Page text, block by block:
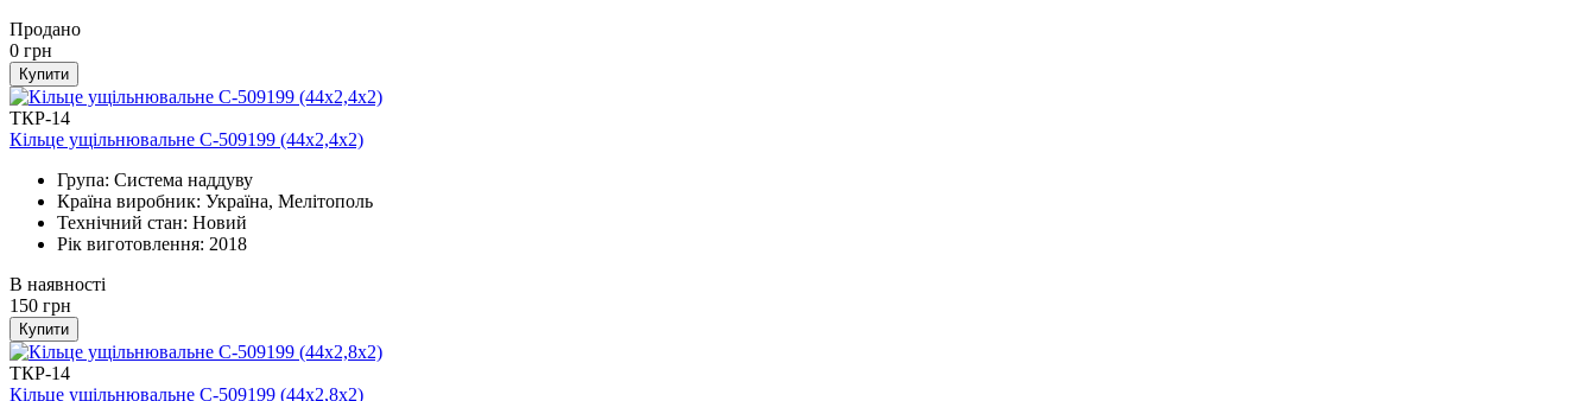
Продано
0 грн
Купити
ТКР-14
Кільце ущільнювальне С-509199 (44х2,4х2)
Група: Система наддуву
Країна виробник: Україна, Мелітополь
Технічний стан: Новий
Рік виготовлення: 2018
В наявності
150 грн
Купити
ТКР-14
Кільце ущільнювальне С-509199 (44х2,8х2)